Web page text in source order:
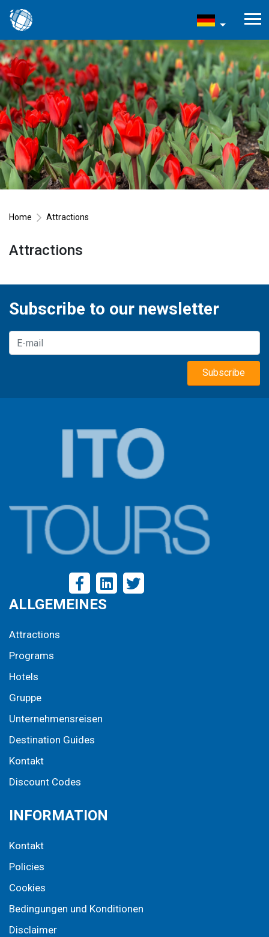
Home Attractions
Attractions
Subscribe to our newsletter
ALLGEMEINES
Attractions
Programs
Hotels
Gruppe
Unternehmensreisen
Destination Guides
Kontakt
Discount Codes
INFORMATION
Kontakt
Policies
Cookies
Bedingungen und Konditionen
Disclaimer